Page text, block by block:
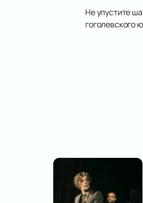
Не упустите
гоголевского